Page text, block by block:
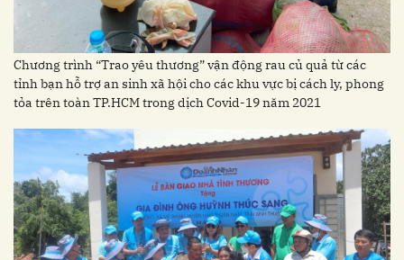
Chương trình “Trao yêu thương” vận động rau củ quả từ các
tỉnh bạn hỗ trợ an sinh xã hội cho các khu vực bị cách ly, phong
tỏa trên toàn TP.HCM trong dịch Covid-19 năm 2021